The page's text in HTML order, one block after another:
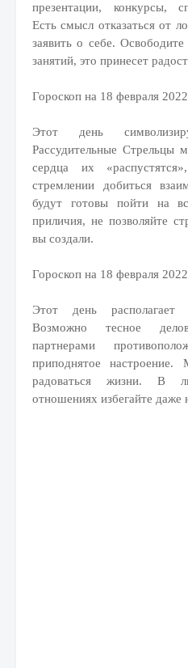
презентации, конкурсы,
Есть смысл отказаться от
заявить о себе.
занятий, это принесет
Гороскоп на 18 февраля
Этот день
Рассудительные Стрельцы
сердца их
стремлении добиться
будут готовы пойти на
приличия, не позволяйте
вы создали.
Гороскоп на 18 февраля
Этот день
Возможно тесное
партнерами
приподнятое
радоваться жизни. В
отношениях избегайте даже